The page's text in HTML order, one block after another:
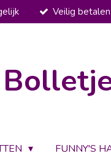
Veilig
FUNNY'S